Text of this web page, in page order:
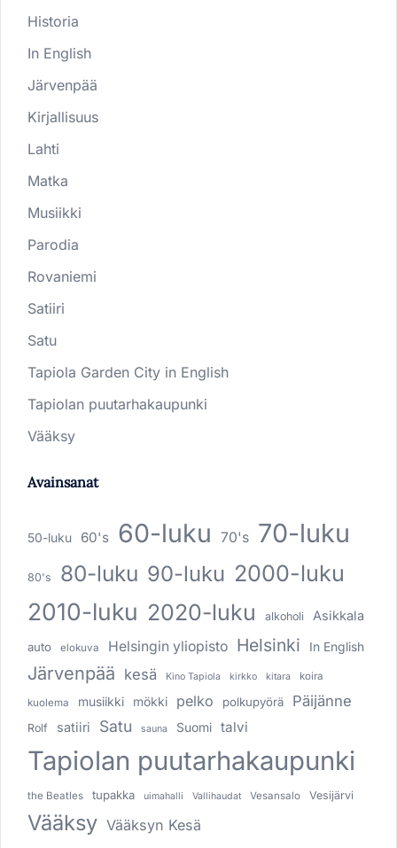
Historia
In English
Järvenpää
Kirjallisuus
Lahti
Matka
Musiikki
Parodia
Rovaniemi
Satiiri
Satu
Tapiola Garden City in English
Tapiolan puutarhakaupunki
Vääksy
Avainsanat
50-luku 60's 60-luku 70's 70-luku
80's 80-luku 90-luku 2000-luku
2010-luku 2020-luku alkoholi Asikkala
auto elokuva Helsingin yliopisto Helsinki In English
Järvenpää kesä Kino Tapiola kirkko kitara koira
kuolema musiikki mökki pelko polkupyörä Päijänne
Rolf satiiri Satu sauna Suomi talvi
Tapiolan puutarhakaupunki
the Beatles tupakka uimahalli Vallihaudat Vesansalo Vesijärvi
Vääksy Vääksyn Kesä